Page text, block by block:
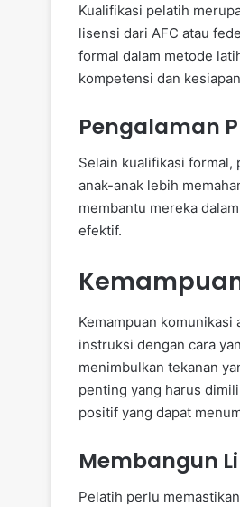
Kualifikasi pelatih
lisensi dari AFC atau
formal dalam metode
kompetensi dan
Pengalaman
Selain kualifikasi formal,
anak-anak lebih
membantu mereka
efektif.
Kemampuan
instruksi dengan cara
menimbulkan tekanan
penting yang harus
positif yang dapat
Membangun
Pelatih perlu